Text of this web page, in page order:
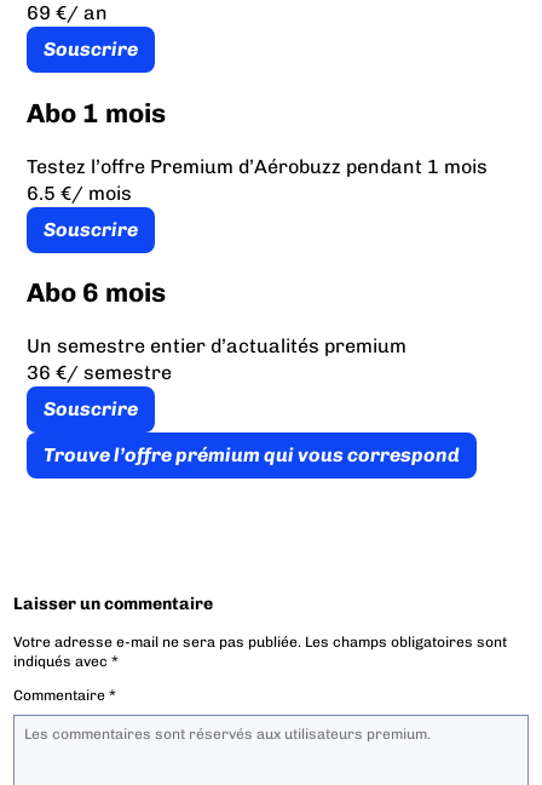
69 €/ an
Souscrire
Abo 1 mois
Testez l’offre Premium d’Aérobuzz pendant 1 mois
6.5 €/ mois
Souscrire
Abo 6 mois
Un semestre entier d’actualités premium
36 €/ semestre
Souscrire
Trouve l’offre prémium qui vous correspond
Laisser un commentaire
Votre adresse e-mail ne sera pas publiée. Les champs obligatoires sont
indiqués avec*
Commentaire*